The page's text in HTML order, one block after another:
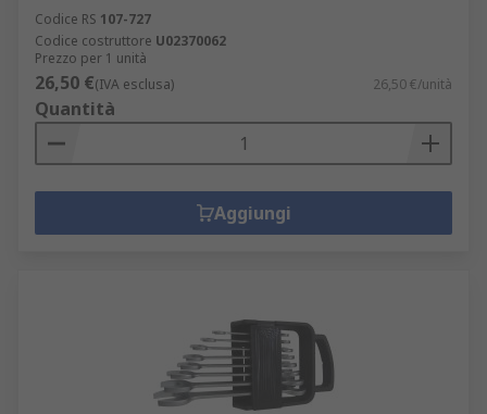
Codice RS 107-727
Codice costruttore U02370062
Prezzo per 1 unità
26,50 €(IVA esclusa) 26,50 €/unità
Quantità
Aggiungi